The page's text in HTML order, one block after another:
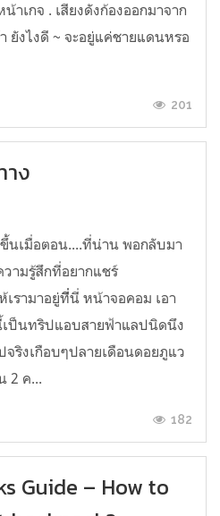
าเกจ . เสียงดังก้องออกมาจาก
ยังไงดี ~ จะอยู่แค่ชายแดนหรอ
201
าง
นเมื่อตอน....ที่น่าน พอกลับมา
ามรู้สึกที่อยากแชร์
เรามาอยู่ที่ี่นี่ หน้าจอคอม เอา
ป็นทริปแอบสายฟ้าแลปนิดนึง
ริงเกือบๆปลายเดือนดอยภูแว
2 ค...
182
Guide – How to